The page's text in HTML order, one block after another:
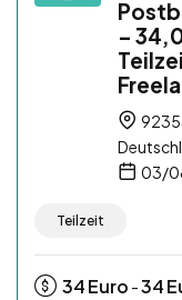
–
03/
Teilzeit
34Euro -34